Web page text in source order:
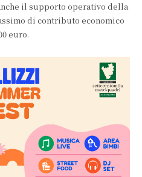
il supporto operativo della
di contributo economico
euro.